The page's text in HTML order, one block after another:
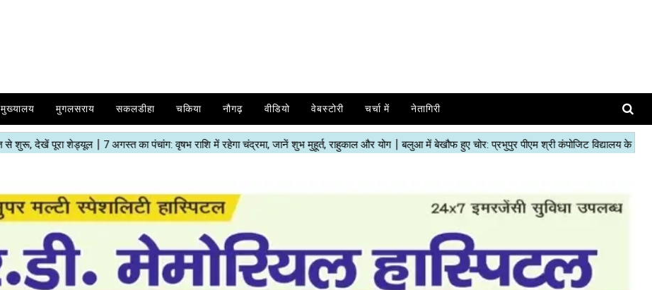
मुख्यालय मुगलसराय सकलडीहा चकिया नौगढ़ वीडियो वेबस्टोरी चर्चा में नेतागिरी